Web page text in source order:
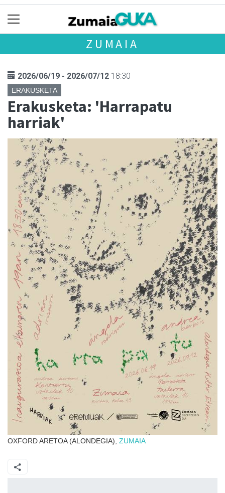
ZUMAIA
2026/06/19 - 2026/07/12 18:30
ERAKUSKETA
Erakusketa: 'Harrapatu
harriak'
OXFORD ARETOA (ALONDEGIA), ZUMAIA